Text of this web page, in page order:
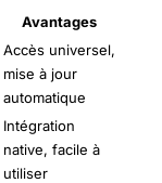
Avantages
Accès universel,
mise à jour
automatique
Intégration
native, facile à
utiliser